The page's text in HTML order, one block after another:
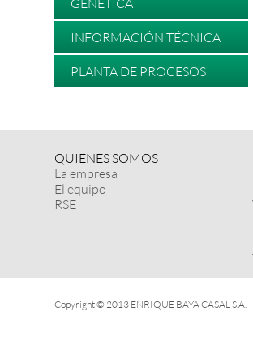
INFORMACIÓN TÉCNICA
PLANTA DE PROCESOS
QUIENES SOMOS
La empresa
El equipo
RSE
Copyright © 2013 ENRIQUE BAYA CASAL S.A.